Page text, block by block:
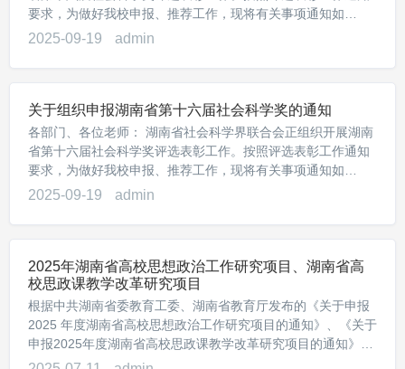
要求，为做好我校申报、推荐工作，现将有关事项通知如
下：...
2025-09-19 admin
关于组织申报湖南省第十六届社会科学奖的通知
各部门、各位老师： 湖南省社会科学界联合会正组织开展湖南
省第十六届社会科学奖评选表彰工作。按照评选表彰工作通知
要求，为做好我校申报、推荐工作，现将有关事项通知如
下：...
2025-09-19 admin
2025年湖南省高校思想政治工作研究项目、湖南省高
校思政课教学改革研究项目
根据中共湖南省委教育工委、湖南省教育厅发布的《关于申报
2025 年度湖南省高校思想政治工作研究项目的通知》、《关于
申报2025年度湖南省高校思政课教学改革研究项目的通知》文
件...